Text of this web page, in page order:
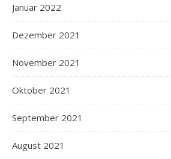
Januar 2022
Dezember 2021
November 2021
Oktober 2021
September 2021
August 2021